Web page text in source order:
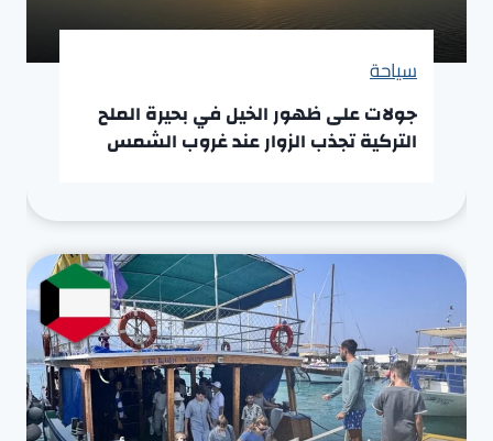
سياحة
جولات على ظهور الخيل في بحيرة الملح
التركية تجذب الزوار عند غروب الشمس